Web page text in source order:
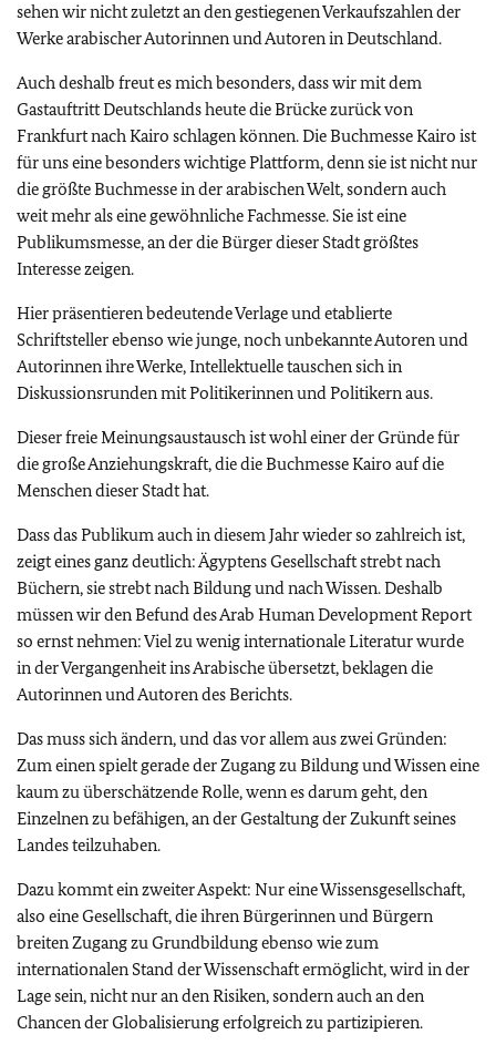
sehen wir nicht zuletzt an den gestiegenen Verkaufszahlen der
Werke arabischer Autorinnen und Autoren in Deutschland.
Auch deshalb freut es mich besonders, dass wir mit dem
Gastauftritt Deutschlands heute die Brücke zurück von
Frankfurt nach Kairo schlagen können. Die Buchmesse Kairo ist
für uns eine besonders wichtige Plattform, denn sie ist nicht nur
die größte Buchmesse in der arabischen Welt, sondern auch
weit mehr als eine gewöhnliche Fachmesse. Sie ist eine
Publikumsmesse, an der die Bürger dieser Stadt größtes
Interesse zeigen.
Hier präsentieren bedeutende Verlage und etablierte
Schriftsteller ebenso wie junge, noch unbekannte Autoren und
Autorinnen ihre Werke, Intellektuelle tauschen sich in
Diskussionsrunden mit Politikerinnen und Politikern aus.
Dieser freie Meinungsaustausch ist wohl einer der Gründe für
die große Anziehungskraft, die die Buchmesse Kairo auf die
Menschen dieser Stadt hat.
Dass das Publikum auch in diesem Jahr wieder so zahlreich ist,
zeigt eines ganz deutlich: Ägyptens Gesellschaft strebt nach
Büchern, sie strebt nach Bildung und nach Wissen. Deshalb
müssen wir den Befund des Arab Human Development Report
so ernst nehmen: Viel zu wenig internationale Literatur wurde
in der Vergangenheit ins Arabische übersetzt, beklagen die
Autorinnen und Autoren des Berichts.
Das muss sich ändern, und das vor allem aus zwei Gründen:
Zum einen spielt gerade der Zugang zu Bildung und Wissen eine
kaum zu überschätzende Rolle, wenn es darum geht, den
Einzelnen zu befähigen, an der Gestaltung der Zukunft seines
Landes teilzuhaben.
Dazu kommt ein zweiter Aspekt: Nur eine Wissensgesellschaft,
also eine Gesellschaft, die ihren Bürgerinnen und Bürgern
breiten Zugang zu Grundbildung ebenso wie zum
internationalen Stand der Wissenschaft ermöglicht, wird in der
Lage sein, nicht nur an den Risiken, sondern auch an den
Chancen der Globalisierung erfolgreich zu partizipieren.